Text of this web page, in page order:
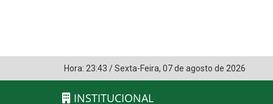
Hora: 23:43 /Sexta-Feira, 07 de agosto de 2026
INSTITUCIONAL